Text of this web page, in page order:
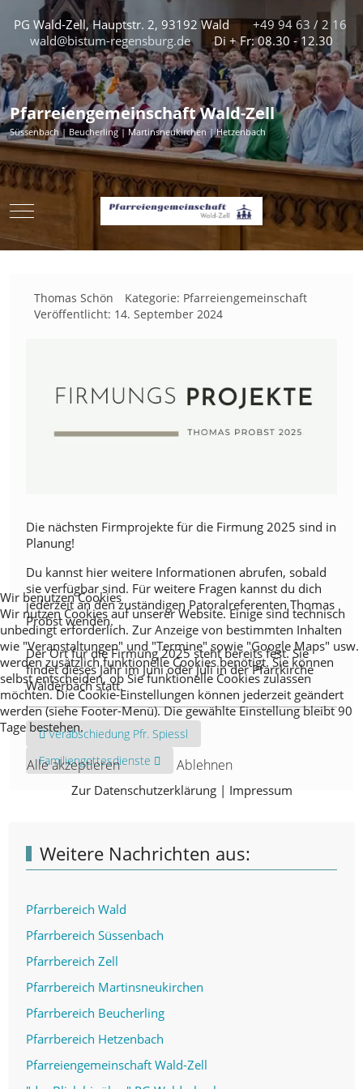
PG Wald-Zell, Hauptstr. 2, 93192 Wald
+49 94 63 / 2 16
wald@bistum-regensburg.de
Di + Fr: 08.30 - 12.30
Pfarreiengemeinschaft Wald-Zell
Süssenbach | Beucherling | Martinsneukirchen | Hetzenbach
Mobile Menu Toggle
Thomas Schön Kategorie: Pfarreiengemeinschaft
Veröffentlicht: 14. September 2024
Die nächsten Firmprojekte für die Firmung 2025 sind in
Planung!
Du kannst hier weitere Informationen abrufen, sobald
sie verfügbar sind. Für weitere Fragen kannst du dich
jederzeit an den zuständigen Patoralreferenten Thomas
Probst wenden.
Der Ort für die Firmung 2025 steht bereits fest. Sie
findet dieses Jahr im Juni oder Juli in der Pfarrkirche
Walderbach statt.
Vorheriger Beitrag: Verabschiedung Pfr. Spiessl
Verabschiedung Pfr. Spiessl
Nächster Beitrag: Familiengottesdienste
Familiengottesdienste
Weitere Nachrichten aus:
Pfarrbereich Wald
Pfarrbereich Süssenbach
Pfarrbereich Zell
Pfarrbereich Martinsneukirchen
Pfarrbereich Beucherling
Pfarrbereich Hetzenbach
Pfarreiengemeinschaft Wald-Zell
Wir benutzen Cookies
Wir nutzen Cookies auf unserer Website. Einige sind technisch
unbedingt erforderlich. Zur Anzeige von bestimmten Inhalten
wie "Veranstaltungen" und "Termine" sowie "Google Maps" usw.
werden zusätzlich funktionelle Cookies benötigt. Sie können
selbst entscheiden, ob Sie funktionelle Cookies zulassen
möchten. Die Cookie-Einstellungen können jederzeit geändert
werden (siehe Footer-Menü). Die gewählte Einstellung bleibt 90
Tage bestehen.
Alle akzeptieren Ablehnen
Zur Datenschutzerklärung| Impressum